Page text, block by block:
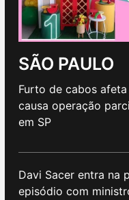
SÃO PAULO
Furto de cabos
causa operação
em SP
Davi Sacer entra na
episódio com